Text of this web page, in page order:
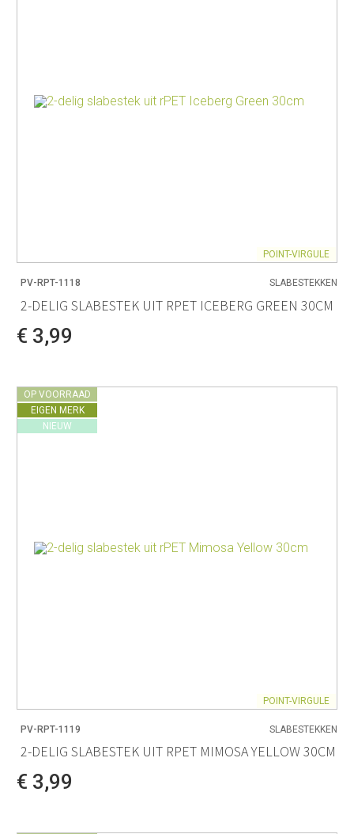
POINT-VIRGULE
PV-RPT-1118 SLABESTEKKEN
2-DELIG SLABESTEK UIT RPET ICEBERG GREEN 30CM
€ 3,99
OP VOORRAAD
EIGEN MERK
NIEUW
POINT-VIRGULE
PV-RPT-1119 SLABESTEKKEN
2-DELIG SLABESTEK UIT RPET MIMOSA YELLOW 30CM
€ 3,99